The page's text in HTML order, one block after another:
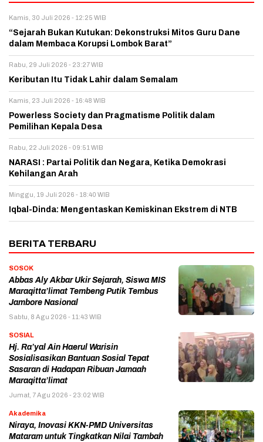
Kamis, 30 Juli 2026 - 12:25 WIB
“Sejarah Bukan Kutukan: Dekonstruksi Mitos Guru Dane
dalam Membaca Korupsi Lombok Barat”
Rabu, 29 Juli 2026 - 23:27 WIB
Keributan Itu Tidak Lahir dalam Semalam
Kamis, 23 Juli 2026 - 16:48 WIB
Powerless Society dan Pragmatisme Politik dalam
Pemilihan Kepala Desa
Rabu, 22 Juli 2026 - 09:51 WIB
NARASI : Partai Politik dan Negara, Ketika Demokrasi
Kehilangan Arah
Minggu, 19 Juli 2026 - 18:40 WIB
Iqbal-Dinda: Mengentaskan Kemiskinan Ekstrem di NTB
BERITA TERBARU
SOSOK
Abbas Aly Akbar Ukir Sejarah, Siswa MIS
Maraqitta’limat Tembeng Putik Tembus
Jambore Nasional
Sabtu, 8 Agu 2026 - 11:43 WIB
SOSIAL
Hj. Ra’yal Ain Haerul Warisin
Sosialisasikan Bantuan Sosial Tepat
Sasaran di Hadapan Ribuan Jamaah
Maraqitta’limat
Jumat, 7 Agu 2026 - 23:02 WIB
Akademika
Niraya, Inovasi KKN-PMD Universitas
Mataram untuk Tingkatkan Nilai Tambah